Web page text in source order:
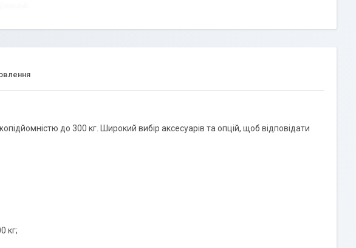
до 300 кг. Широкий вибір аксесуарів та опцій, щоб відповідати
кг;